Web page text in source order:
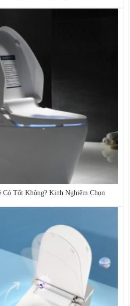
Có Tốt Không? Kinh Nghiệm Chọn